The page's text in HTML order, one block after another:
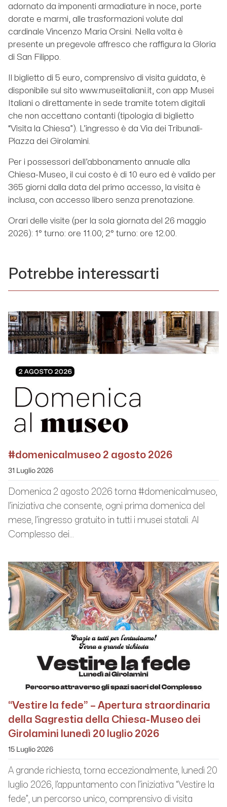
adornato da imponenti armadiature in noce, porte
dorate e marmi, alle trasformazioni volute dal
cardinale Vincenzo Maria Orsini. Nella volta è
presente un pregevole affresco che raffigura la Gloria
di San Filippo.
Il biglietto di 5 euro, comprensivo di visita guidata, è
disponibile sul sito www.museiitaliani.it, con app Musei
Italiani o direttamente in sede tramite totem digitali
che non accettano contanti (tipologia di biglietto
“Visita la Chiesa”). L’ingresso è da Via dei Tribunali-
Piazza dei Girolamini.
Per i possessori dell’abbonamento annuale alla
Chiesa-Museo, il cui costo è di 10 euro ed è valido per
365 giorni dalla data del primo accesso, la visita è
inclusa, con accesso libero senza prenotazione.
Orari delle visite (per la sola giornata del 26 maggio
2026): 1° turno: ore 11.00; 2° turno: ore 12.00.
Potrebbe interessarti
#domenicalmuseo 2 agosto 2026
31 Luglio 2026
Domenica 2 agosto 2026 torna #domenicalmuseo,
l’iniziativa che consente, ogni prima domenica del
mese, l’ingresso gratuito in tutti i musei statali. Al
Complesso dei...
“Vestire la fede” – Apertura straordinaria
della Sagrestia della Chiesa-Museo dei
Girolamini lunedì 20 luglio 2026
15 Luglio 2026
A grande richiesta, torna eccezionalmente, lunedì 20
luglio 2026, l’appuntamento con l’iniziativa “Vestire la
fede”, un percorso unico, comprensivo di visita